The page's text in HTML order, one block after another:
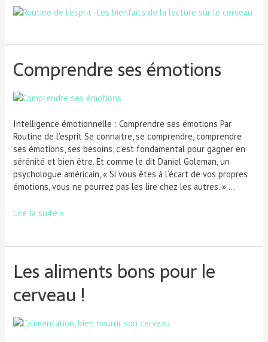
Comprendre ses émotions
Intelligence émotionnelle : Comprendre ses émotions Par
Routine de l’esprit Se connaitre, se comprendre, comprendre
ses émotions, ses besoins, c’est fondamental pour gagner en
sérénité et bien être. Et comme le dit Daniel Goleman, un
psychologue américain, « Si vous êtes à l’écart de vos propres
émotions, vous ne pourrez pas les lire chez les autres. » …
Lire la suite »
Les aliments bons pour le
cerveau !